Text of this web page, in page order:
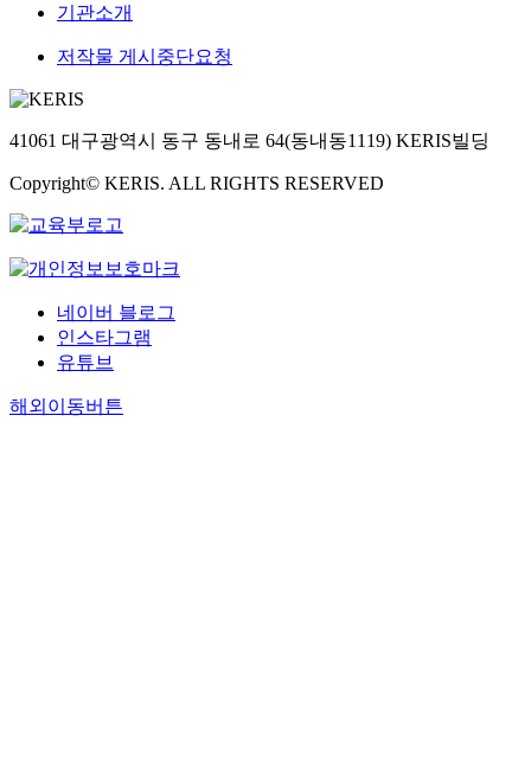
기관소개
저작물 게시중단요청
41061 대구광역시 동구 동내로 64(동내동1119) KERIS빌딩
Copyright© KERIS. ALL RIGHTS RESERVED
네이버 블로그
인스타그램
유튜브
해외이동버튼